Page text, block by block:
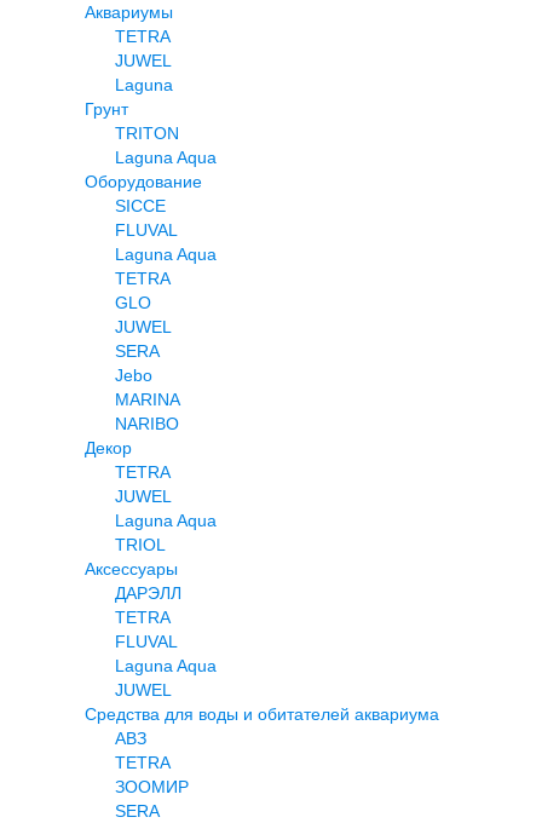
Аквариумы
TETRA
JUWEL
Laguna
Грунт
TRITON
Laguna Aqua
Оборудование
SICCE
FLUVAL
Laguna Aqua
TETRA
GLO
JUWEL
SERA
Jebo
MARINA
NARIBO
Декор
TETRA
JUWEL
Laguna Aqua
TRIOL
Аксессуары
ДАРЭЛЛ
TETRA
FLUVAL
Laguna Aqua
JUWEL
Средства для воды и обитателей аквариума
АВЗ
TETRA
ЗООМИР
SERA